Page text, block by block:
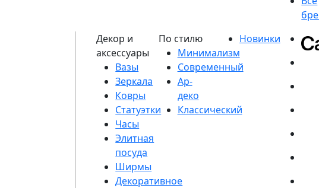
Вазы
Зеркала
Ковры
Статуэтки
Часы
Элитная
посуда
Ширмы
Декоративное